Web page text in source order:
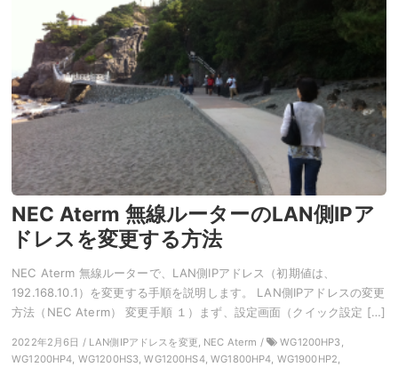
NEC Aterm 無線ルーターのLAN側IPア
ドレスを変更する方法
NEC Aterm 無線ルーターで、LAN側IPアドレス（初期値は、
192.168.10.1）を変更する手順を説明します。 LAN側IPアドレスの変更
方法（NEC Aterm） 変更手順 １）まず、設定画面（クイック設定 […]
2022年2月6日 / LAN側IPアドレスを変更, NEC Aterm /
WG1200HP3,
WG1200HP4, WG1200HS3, WG1200HS4, WG1800HP4, WG1900HP2,